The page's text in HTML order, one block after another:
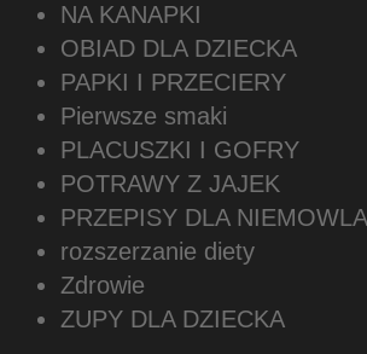
NA KANAPKI
OBIAD DLA DZIECKA
PAPKI I PRZECIERY
Pierwsze smaki
PLACUSZKI I GOFRY
POTRAWY Z JAJEK
PRZEPISY DLA
rozszerzanie diety
Zdrowie
ZUPY DLA DZIECKA